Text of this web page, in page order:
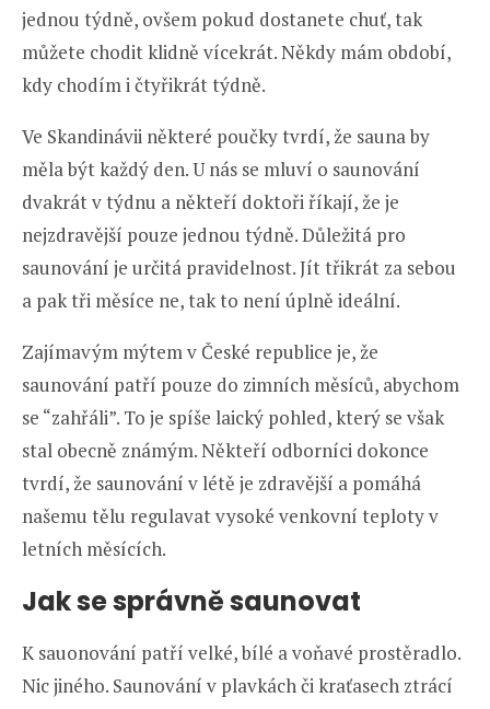
jednou týdně, ovšem pokud dostanete chuť, tak
můžete chodit klidně vícekrát. Někdy mám období,
kdy chodím i čtyřikrát týdně.
Ve Skandinávii některé poučky tvrdí, že sauna by
měla být každý den. U nás se mluví o saunování
dvakrát v týdnu a někteří doktoři říkají, že je
nejzdravější pouze jednou týdně. Důležitá pro
saunování je určitá pravidelnost. Jít třikrát za sebou
a pak tři měsíce ne, tak to není úplně ideální.
Zajímavým mýtem v České republice je, že
saunování patří pouze do zimních měsíců, abychom
se “zahřáli”. To je spíše laický pohled, který se však
stal obecně známým. Někteří odborníci dokonce
tvrdí, že saunování v létě je zdravější a pomáhá
našemu tělu regulavat vysoké venkovní teploty v
letních měsících.
Jak se správně saunovat
K sauonování patří velké, bílé a voňavé prostěradlo.
Nic jiného. Saunování v plavkách či kraťasech ztrácí